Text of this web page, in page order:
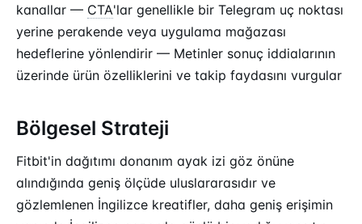
kanallar — CTA'lar genellikle bir Telegram uç noktası
yerine perakende veya uygulama mağazası
hedeflerine yönlendirir — Metinler sonuç iddialarının
üzerinde ürün özelliklerini ve takip faydasını vurgular
Bölgesel Strateji
Fitbit'in dağıtımı donanım ayak izi göz önüne
alındığında geniş ölçüde uluslararasıdır ve
gözlemlenen İngilizce kreatifler, daha geniş erişimin